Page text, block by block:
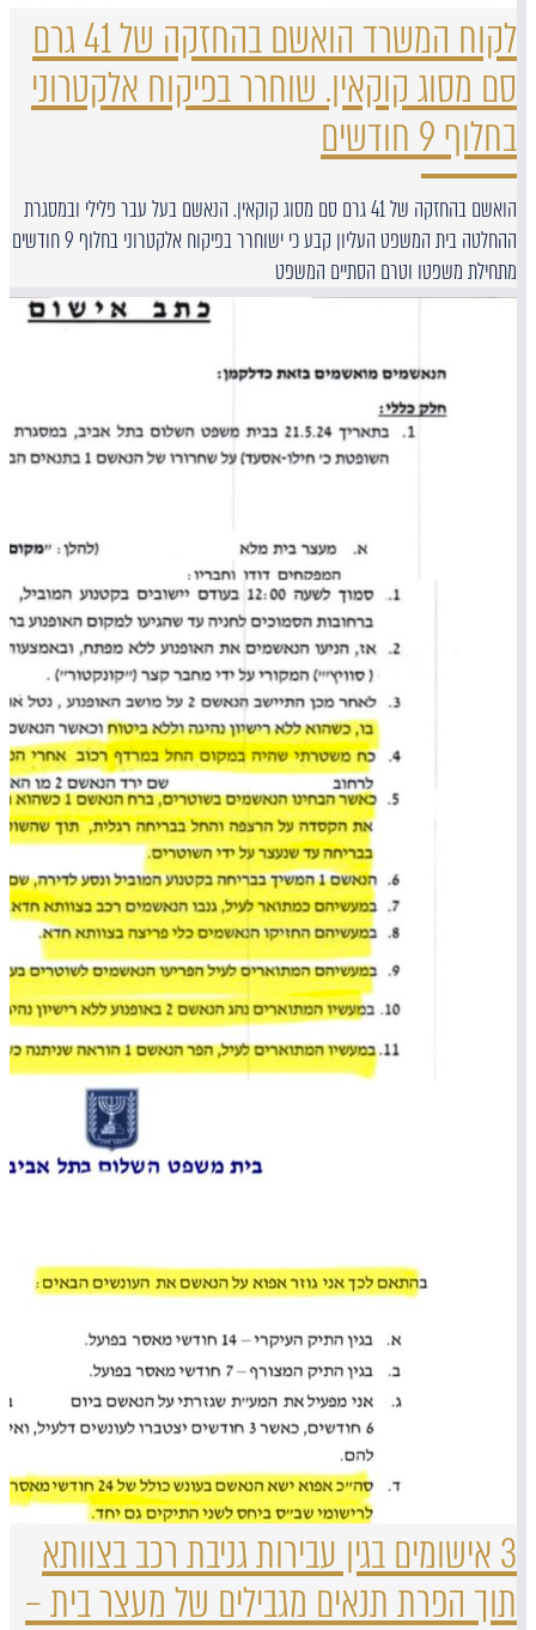
לקוח המשרד הואשם בהחזקה של 41 גרם
סם מסוג קוקאין. שוחרר בפיקוח אלקטרוני
בחלוף 9 חודשים
הואשם בהחזקה של 41 גרם סם מסוג קוקאין. הנאשם בעל עבר פלילי ובמסגרת
ההחלטה בית המשפט העליון קבע כי ישוחרר בפיקוח אלקטרוני בחלוף 9 חודשים
מתחילת משפטו וטרם הסתיים המשפט
3 אישומים בגין עבירות גניבת רכב בצוותא
תוך הפרת תנאים מגבילים של מעצר בית –